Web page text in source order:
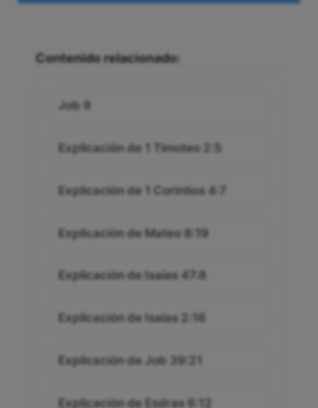
Contenido relacionado:
Job 9
Explicación de 1 Timoteo 2:5
Explicación de 1 Corintios 4:7
Explicación de Mateo 8:19
Explicación de Isaías 47:8
Explicación de Isaías 2:16
Explicación de Job 39:21
Explicación de Esdras 6:12